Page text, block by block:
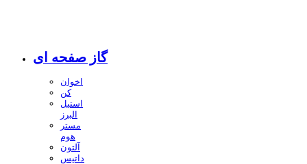
گاز صفحه ای
اخوان
کن
استیل
البرز
مستر
هوم
آلتون
داتیس